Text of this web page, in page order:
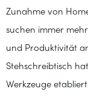
Zunahme von
suchen immer
und Produktivität
Stehschreibtisch
Werkzeuge